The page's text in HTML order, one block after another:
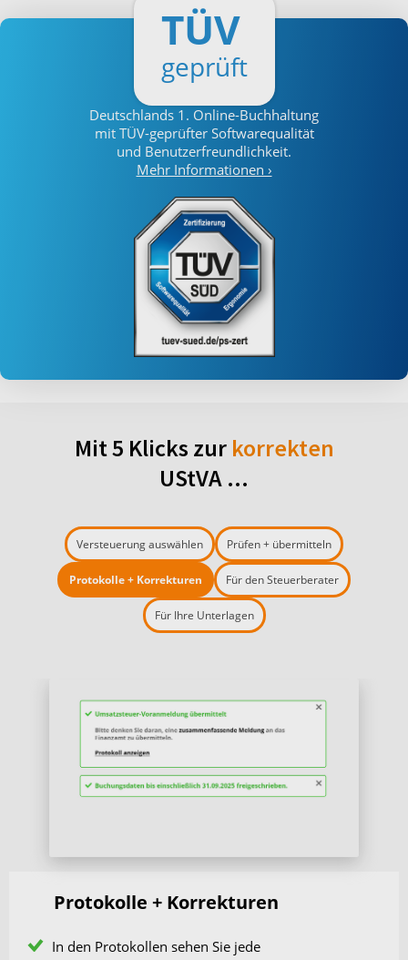
TÜV
geprüft
Deutschlands 1. Online-Buchhaltung
mit TÜV-geprüfter Softwarequalität
und Benutzerfreundlichkeit.
Mehr Informationen ›
Mit 5 Klicks zur korrekten
UStVA ...
Versteuerung auswählen Prüfen + übermitteln
Protokolle + Korrekturen Für den Steuerberater
Für Ihre Unterlagen
Protokolle + Korrekturen
In den Protokollen sehen Sie jede